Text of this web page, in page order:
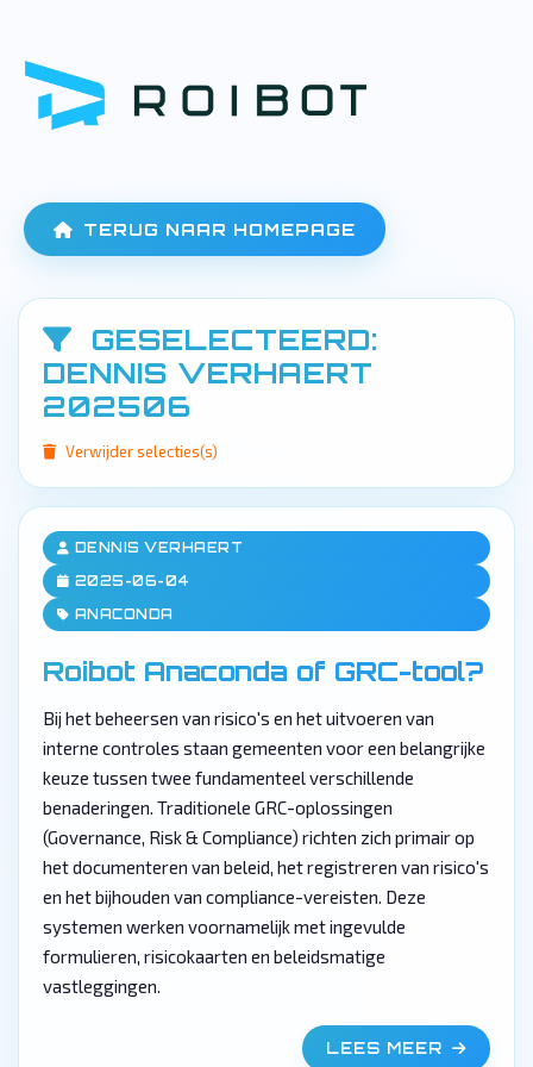
TERUG NAAR HOMEPAGE
GESELECTEERD:
DENNIS VERHAERT
202506
Verwijder selecties(s)
DENNIS VERHAERT
2025-06-04
ANACONDA
Roibot Anaconda of GRC-tool?
Bij het beheersen van risico's en het uitvoeren van
interne controles staan gemeenten voor een belangrijke
keuze tussen twee fundamenteel verschillende
benaderingen. Traditionele GRC-oplossingen
(Governance, Risk & Compliance) richten zich primair op
het documenteren van beleid, het registreren van risico's
en het bijhouden van compliance-vereisten. Deze
systemen werken voornamelijk met ingevulde
formulieren, risicokaarten en beleidsmatige
vastleggingen.
LEES MEER